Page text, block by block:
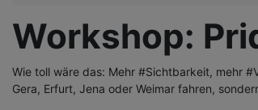
Workshop:
Wie toll wäre das: Mehr #Sichtbarkeit, mehr
Gera, Erfurt, Jena oder Weimar fahren,